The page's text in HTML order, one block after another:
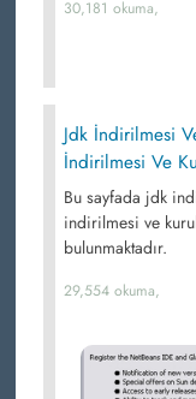
30,181 okuma,
Jdk İndirilmesi
İndirilmesi Ve
Bu sayfada jdk
indirilmesi ve
bulunmaktadır.
29,554 okuma,